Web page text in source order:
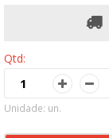
Qtd:
Unidade: un.